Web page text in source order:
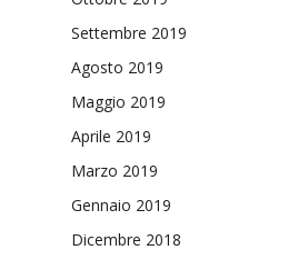
Settembre 2019
Agosto 2019
Maggio 2019
Aprile 2019
Marzo 2019
Gennaio 2019
Dicembre 2018